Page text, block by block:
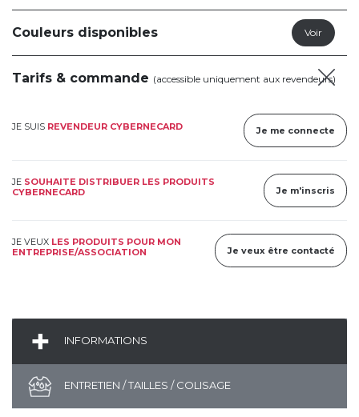
Couleurs disponibles
Tarifs & commande (accessible uniquement aux revendeurs)
JE SUIS REVENDEUR CYBERNECARD Je me connecte
JE SOUHAITE DISTRIBUER LES PRODUITS
CYBERNECARD
Je m'inscris
JE VEUX LES PRODUITS POUR MON
ENTREPRISE/ASSOCIATION
Je veux être contacté
INFORMATIONS
ENTRETIEN / TAILLES / COLISAGE